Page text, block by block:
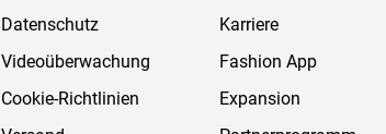
Datenschutz
Videoüberwachung
Cookie-Richtlinien
Karriere
Fashion App
Expansion